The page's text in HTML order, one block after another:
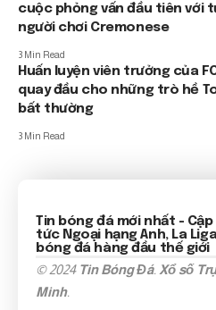
cuộc phỏng vấn đầu tiên với
người chơi Cremonese
3 Min Read
Huấn luyện viên trưởng của
quay đầu cho những trò hề
bất thường
3 Min Read
Tin bóng đá mới nhất -
tức Ngoại hạng Anh, La
bóng đá hàng đầu thế giới
© 2024 Tin Bóng Đá. Xổ số
Minh.